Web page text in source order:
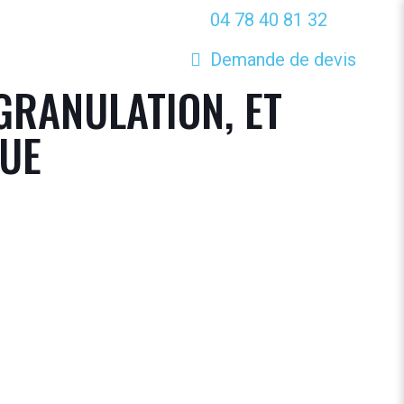
04 78 40 81 32
Demande de devis
ET